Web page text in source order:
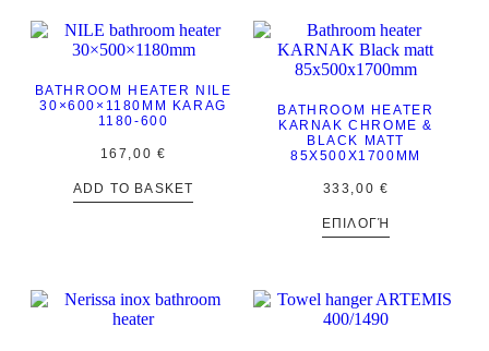
BATHROOM HEATER NILE
30×600×1180MM KARAG
1180-600
167,00 €
ADD TO BASKET
BATHROOM HEATER
KARNAK CHROME &
BLACK MATT
85X500X1700MM
333,00 €
ΕΠΙΛΟΓΉ